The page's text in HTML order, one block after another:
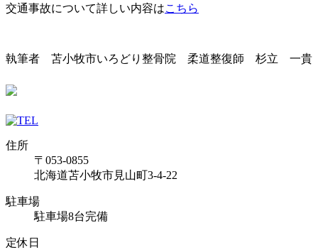
交通事故について詳しい内容はこちら
執筆者 苫小牧市いろどり整骨院 柔道整復師 杉立 一貴
住所
〒053-0855
北海道苫小牧市見山町3-4-22
駐車場
駐車場8台完備
定休日